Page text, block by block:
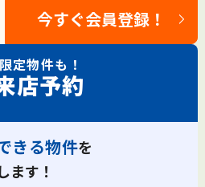
今すぐ会員登録！
定物件も！
店予約
きる物件を
ます！